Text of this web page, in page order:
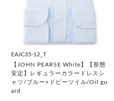
EAJC35-12_T
【JOHN PEARSE White】【形態
安定】レギュラーカラードレスシ
ャツ/ブルー×ドビーツイル/Oil gu
ard